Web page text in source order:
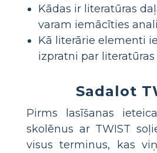
Kādas ir literatūras
varam iemācīties
Kā literārie elementi
izpratni par
Sadalot
Pirms lasīšanas
skolēnus ar TWIST
visus terminus, kas